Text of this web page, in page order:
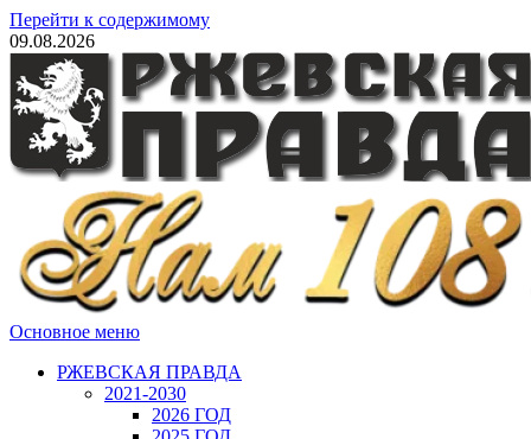
Перейти к содержимому
09.08.2026
Основное меню
РЖЕВСКАЯ ПРАВДА
2021-2030
2026 ГОД